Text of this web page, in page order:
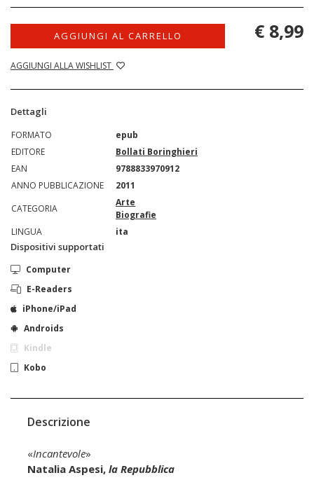
AGGIUNGI AL CARRELLO
AGGIUNGI ALLA WISHLIST
€ 8,99
Dettagli
FORMATO
epub
EDITORE
Bollati Boringhieri
EAN
9788833970912
ANNO PUBBLICAZIONE
2011
CATEGORIA
Arte
Biografie
LINGUA
ita
Dispositivi supportati
Computer
E-Readers
iPhone/iPad
Androids
Kindle
Kobo
Descrizione
«Incantevole»
Natalia Aspesi, la Repubblica